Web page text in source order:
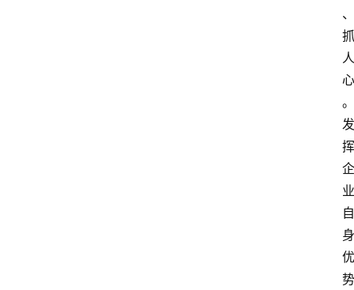
、
抓
人
心
。
发
挥
企
业
自
身
优
势